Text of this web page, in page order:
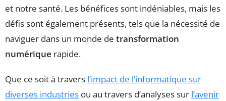
et notre santé. Les bénéfices sont indéniables, mais les
défis sont également présents, tels que la nécessité de
naviguer dans un monde de transformation
numérique rapide.
Que ce soit à travers l’impact de l’informatique sur
diverses industries ou au travers d’analyses sur l’avenir